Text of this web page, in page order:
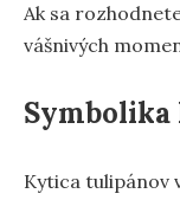
Ak sa
vášnivých
Kytica tulipánov